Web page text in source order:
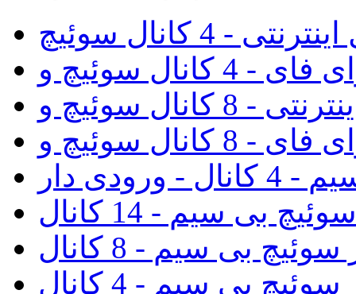
- 4 کانال سوئیچ
دار
بی سیم - 14 کانال
بی سیم - 8 کانال
بی سیم - 4 کانال